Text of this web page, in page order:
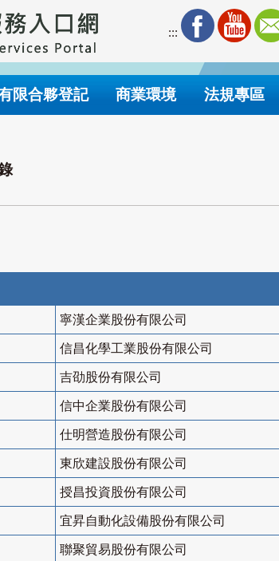
:::
限合夥登記 商業環境 法規專區
寧漢企業股份有限公司
信昌化學工業股份有限公司
吉劭股份有限公司
信中企業股份有限公司
仕明營造股份有限公司
東欣建設股份有限公司
授昌投資股份有限公司
宜昇自動化設備股份有限公司
聯聚貿易股份有限公司